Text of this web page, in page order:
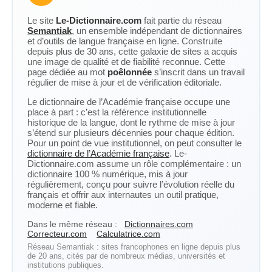
Le site Le-Dictionnaire.com fait partie du réseau
Semantiak, un ensemble indépendant de dictionnaires
et d’outils de langue française en ligne. Construite
depuis plus de 30 ans, cette galaxie de sites a acquis
une image de qualité et de fiabilité reconnue. Cette
page dédiée au mot poêlonnée s’inscrit dans un travail
régulier de mise à jour et de vérification éditoriale.
Le dictionnaire de l’Académie française occupe une
place à part : c’est la référence institutionnelle
historique de la langue, dont le rythme de mise à jour
s’étend sur plusieurs décennies pour chaque édition.
Pour un point de vue institutionnel, on peut consulter le
dictionnaire de l’Académie française. Le-
Dictionnaire.com assume un rôle complémentaire : un
dictionnaire 100 % numérique, mis à jour
régulièrement, conçu pour suivre l’évolution réelle du
français et offrir aux internautes un outil pratique,
moderne et fiable.
Dans le même réseau :
Dictionnaires.com
Correcteur.com
Calculatrice.com
Réseau Semantiak : sites francophones en ligne depuis plus
de 20 ans, cités par de nombreux médias, universités et
institutions publiques.